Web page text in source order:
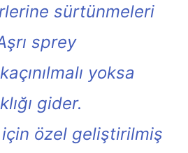
sürtünmeleri
sprey
yoksa
gider.
özel geliştirilmiş